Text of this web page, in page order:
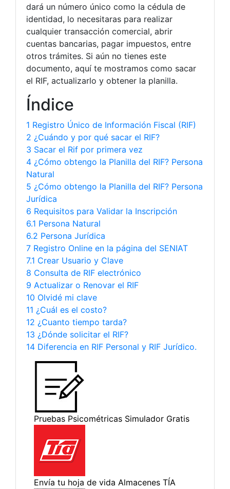
dará un número único como la cédula de
identidad, lo necesitaras para realizar
cualquier transacción comercial, abrir
cuentas bancarias, pagar impuestos, entre
otros trámites. Si aún no tienes este
documento, aquí te mostramos como sacar
el RIF, actualizarlo y obtener la planilla.
Índice
1 Registro Único de Información Fiscal (RIF)
2 ¿Cuándo y por qué sacar el RIF?
3 Sacar el Rif por primera vez
4 ¿Cómo obtengo la Planilla del RIF? Persona
Natural
5 ¿Cómo obtengo la Planilla del RIF? Persona
Jurídica
6 Requisitos para Validar la Inscripción
6.1 Persona Natural
6.2 Persona Jurídica
7 Registro Online en la página del SENIAT
7.1 Crear Usuario y Clave
8 Consulta de RIF electrónico
9 Actualizar o Renovar el RIF
10 Olvidé mi clave
11 ¿Cuál es el costo?
12 ¿Cuanto tiempo tarda?
13 ¿Dónde solicitar el RIF?
14 Diferencia en RIF Personal y RIF Jurídico.